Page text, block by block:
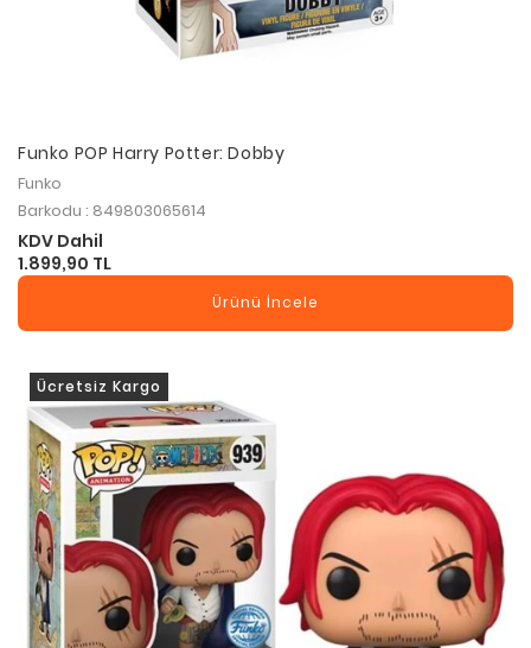
Funko POP Harry Potter: Dobby
Funko
Barkodu : 849803065614
KDV Dahil
1.899,90 TL
Ürünü İncele
Ücretsiz Kargo